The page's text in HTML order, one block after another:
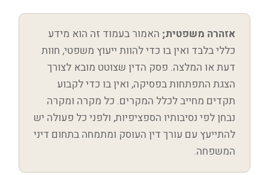
אזהרה משפטית; האמור בעמוד זה הוא מידע
כללי בלבד ואין בו כדי להוות ייעוץ משפטי, חוות
דעת או המלצה. פסק הדין שצוטט מובא לצורך
הצגת התפתחות בפסיקה, ואין בו כדי לקבוע
תקדים מחייב לכלל המקרים. כל מקרה ומקרה
נבחן לפי נסיבותיו הספציפיות, ולפני כל פעולה יש
להתייעץ עם עורך דין העוסק ומתמחה בתחום דיני
המשפחה.